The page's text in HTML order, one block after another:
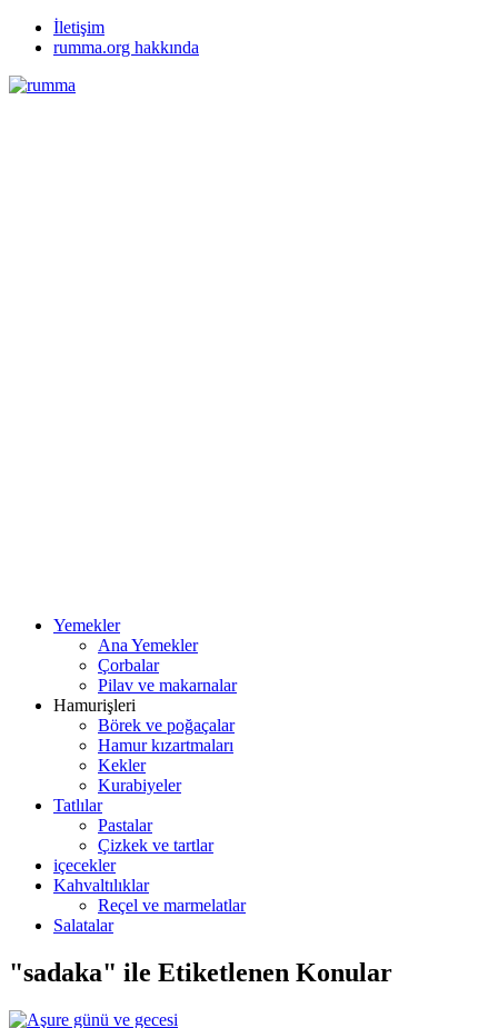
İletişim
rumma.org hakkında
Yemekler
Ana Yemekler
Çorbalar
Pilav ve makarnalar
Hamurişleri
Börek ve poğaçalar
Hamur kızartmaları
Kekler
Kurabiyeler
Tatlılar
Pastalar
Çizkek ve tartlar
içecekler
Kahvaltılıklar
Reçel ve marmelatlar
Salatalar
"sadaka" ile Etiketlenen Konular